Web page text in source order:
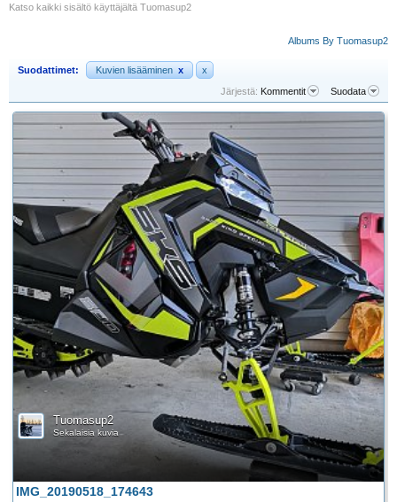
Katso kaikki sisältö käyttäjältä Tuomasup2
Albums By Tuomasup2
Suodattimet: Kuvien lisääminen x
x
Järjestä: Kommentit Suodata
Tuomasup2
Sekalaisia kuvia
IMG_20190518_174643